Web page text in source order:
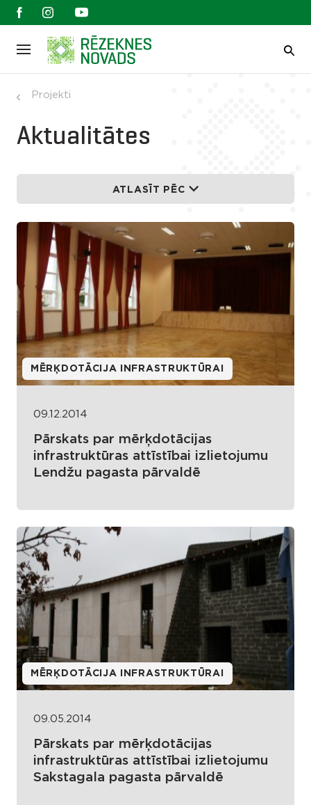
Projekti
Aktualitātes
ATLASĪT PĒC
MĒRĶDOTĀCIJA INFRASTRUKTŪRAI
09.12.2014
Pārskats par mērķdotācijas
infrastruktūras attīstībai izlietojumu
Lendžu pagasta pārvaldē
MĒRĶDOTĀCIJA INFRASTRUKTŪRAI
09.05.2014
Pārskats par mērķdotācijas
infrastruktūras attīstībai izlietojumu
Sakstagala pagasta pārvaldē